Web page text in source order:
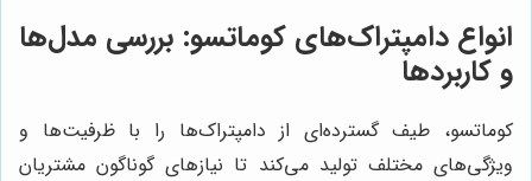
انواع دامپتراک‌های کوماتسو: بررسی مدل‌ها
و کاربردها
کوماتسو، طیف گسترده‌ای از دامپتراک‌ها را با ظرفیت‌ها و
ویژگی‌های مختلف تولید می‌کند تا نیازهای گوناگون مشتریان